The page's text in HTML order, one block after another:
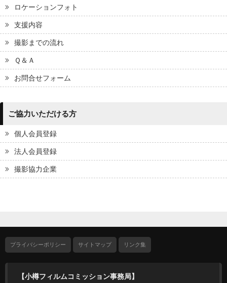
ロケーションフォト
支援内容
撮影までの流れ
Ｑ＆Ａ
お問合せフォーム
ご協力いただける方
個人会員登録
法人会員登録
撮影協力企業
プライバシーポリシー サイトマップ リンク集
【小樽フィルムコミッション事務局】